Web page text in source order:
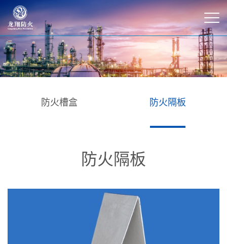
防火槽盒 防火隔板
防火隔板